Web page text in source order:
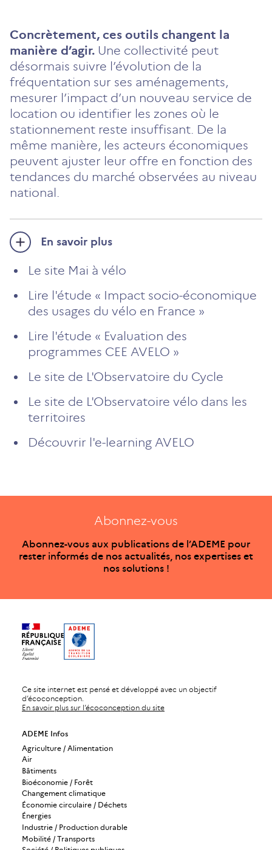
Concrètement, ces outils changent la
manière d’agir. Une collectivité peut
désormais suivre l’évolution de la
fréquentation sur ses aménagements,
mesurer l’impact d’un nouveau service de
location ou identifier les zones où le
stationnement reste insuffisant. De la
même manière, les acteurs économiques
peuvent ajuster leur offre en fonction des
tendances du marché observées au niveau
national.
En savoir plus
Le site Mai à vélo
Lire l'étude « Impact socio-économique
des usages du vélo en France »
Lire l'étude « Evaluation des
programmes CEE AVELO »
Le site de L'Observatoire du Cycle
Le site de L'Observatoire vélo dans les
territoires
Découvrir l'e-learning AVELO
Abonnez-vous
Abonnez-vous aux publications de l’ADEME pour
rester informés de nos actualités, nos expertises et
nos solutions !
Ce site internet est pensé et développé avec un objectif
d’écoconception.
En savoir plus sur l’écoconception du site
ADEME Infos
Agriculture / Alimentation
Air
Bâtiments
Bioéconomie / Forêt
Changement climatique
Économie circulaire / Déchets
Énergies
Industrie / Production durable
Mobilité / Transports